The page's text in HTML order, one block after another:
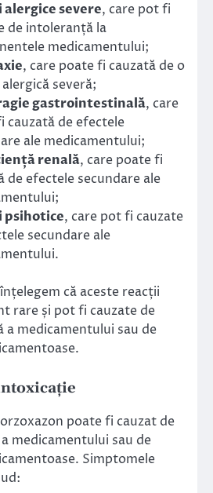
alergice severe, care pot fi
de intoleranță la
medicamentului;
, care poate fi cauzată de o
severă;
gastrointestinală, care
cauzată de efectele
ale medicamentului;
renală, care poate fi
de efectele secundare ale
psihotice, care pot fi cauzate
secundare ale
că aceste reacții
rare și pot fi cauzate de
a medicamentului sau de
poate fi cauzat de
medicamentului sau de
Simptomele